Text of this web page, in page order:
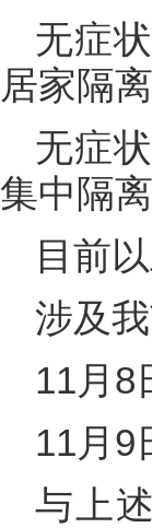
无症
居家隔
无症
集中隔
目前
涉及
11月8
11月9
与上